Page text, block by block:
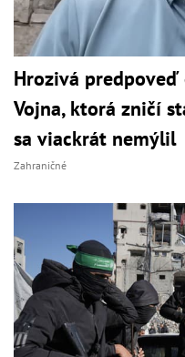
Hrozivá
Vojna, ktorá zničí
sa viackrát nemýlil
Zahraničné